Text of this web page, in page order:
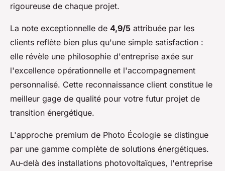
rigoureuse de chaque projet.
La note exceptionnelle de 4,9/5 attribuée par les
clients reflète bien plus qu'une simple satisfaction :
elle révèle une philosophie d'entreprise axée sur
l'excellence opérationnelle et l'accompagnement
personnalisé. Cette reconnaissance client constitue le
meilleur gage de qualité pour votre futur projet de
transition énergétique.
L'approche premium de Photo Écologie se distingue
par une gamme complète de solutions énergétiques.
Au-delà des installations photovoltaïques, l'entreprise